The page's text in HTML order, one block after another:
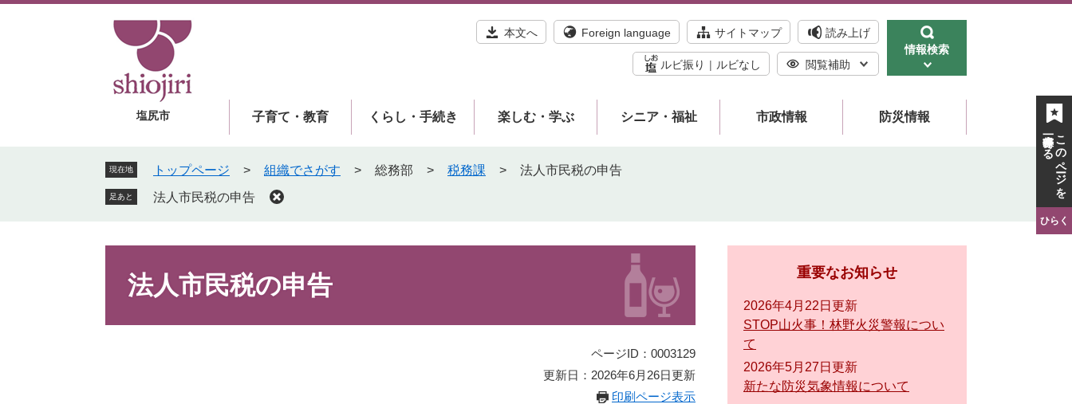
塩尻市
本文へ Foreign language サイトマップ 読み上げ
ルビ振り ルビなし 閲覧補助
情報検索
子育て・教育 くらし・手続き 楽しむ・学ぶ シニア・福祉 市政情報 防災情報
現在地 トップページ > 組織でさがす > 総務部 > 税務課 > 法人市民税の申告
足あと 法人市民税の申告
法人市民税の申告
ページID：0003129
更新日：2026年6月26日更新
印刷ページ表示
重要なお知らせ
2026年4月22日更新
STOP山火事！林野火災警報につい
て
2026年5月27日更新
新たな防災気象情報について
このページを
一時保存する
ひらく